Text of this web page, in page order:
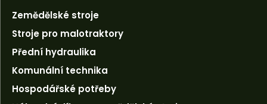
Zemědělské stroje
Stroje pro malotraktory
Přední hydraulika
Komunální technika
Hospodářské potřeby